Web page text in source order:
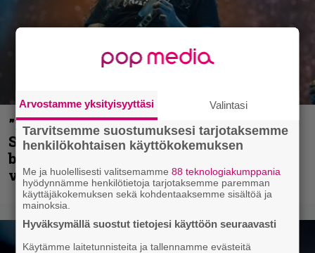
”He ovat tuoneet soittoon jotain uutta” –
Sepulturan Andreas Kisser nimeää
bändin, jonka riffit ovat tehneet
vaikutuksen
Arvostamme yksityisyyttäsi Valintasi
Tarvitsemme suostumuksesi tarjotaksemme
henkilökohtaisen käyttökokemuksen
Me ja huolellisesti valitsemamme88 teknologiakumppania
hyödynnämme henkilötietoja tarjotaksemme paremman
käyttäjäkokemuksen sekä kohdentaaksemme sisältöä ja
mainoksia.
Hyväksymällä suostut tietojesi käyttöön seuraavasti
Käytämme laitetunnisteita ja tallennamme evästeitä